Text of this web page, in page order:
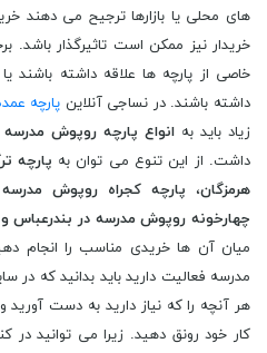
های محلی یا بازارها ترجیح می دهند
خریدار نیز ممکن است تاثیرگذار
خاصی از پارچه ها علاقه داشته باشند
داشته باشند. در نساجی آنلاین پارچه
زیاد باید به انواع پارچه روپوش
داشت. از این تنوع می توان به پارچه
هرمزگان، پارچه کجراه روپوش
چهارخونه روپوش مدرسه در بندرعباس
میان آن ها خریدی مناسب را انجام
مدرسه فعالیت دارید باید بدانید که
هر آنچه را که نیاز دارید به دست آورید
کار خود رونق دهید. زیرا می توانید در